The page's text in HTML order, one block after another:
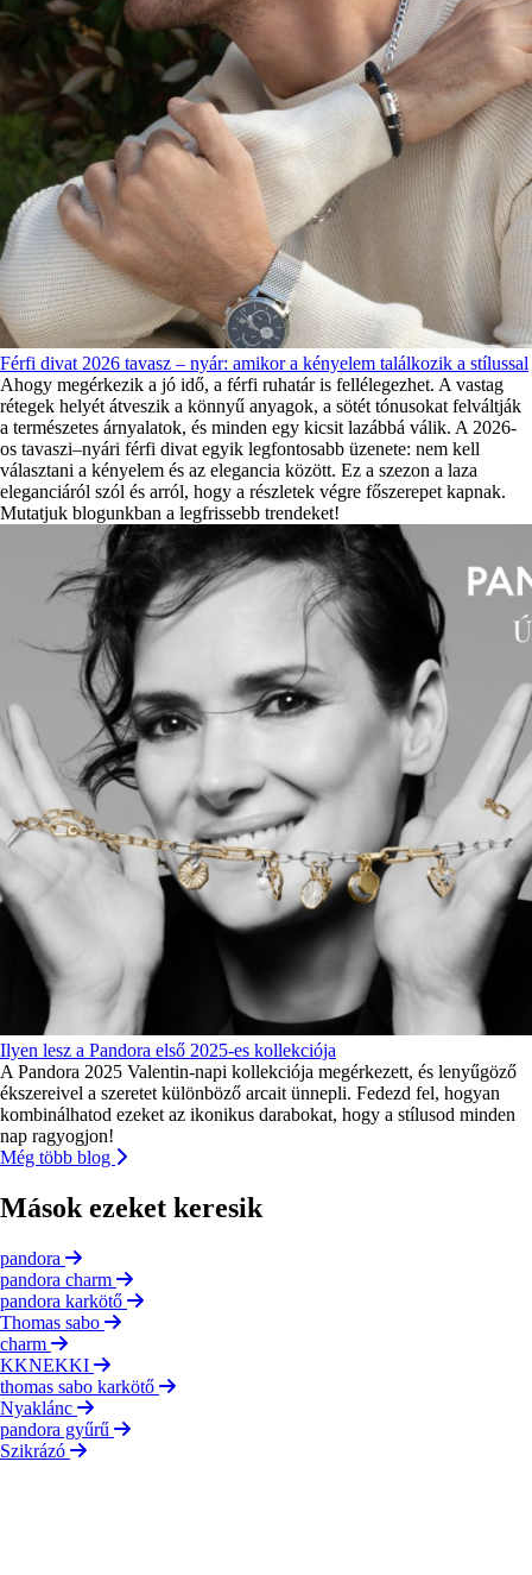
Férfi divat 2026 tavasz – nyár: amikor a kényelem találkozik a stílussal
Ahogy megérkezik a jó idő, a férfi ruhatár is fellélegezhet. A vastag
rétegek helyét átveszik a könnyű anyagok, a sötét tónusokat felváltják
a természetes árnyalatok, és minden egy kicsit lazábbá válik. A 2026-
os tavaszi–nyári férfi divat egyik legfontosabb üzenete: nem kell
választani a kényelem és az elegancia között. Ez a szezon a laza
eleganciáról szól és arról, hogy a részletek végre főszerepet kapnak.
Mutatjuk blogunkban a legfrissebb trendeket!
Ilyen lesz a Pandora első 2025-es kollekciója
A Pandora 2025 Valentin-napi kollekciója megérkezett, és lenyűgöző
ékszereivel a szeretet különböző arcait ünnepli. Fedezd fel, hogyan
kombinálhatod ezeket az ikonikus darabokat, hogy a stílusod minden
nap ragyogjon!
Még több blog
Mások ezeket keresik
pandora
pandora charm
pandora karkötő
Thomas sabo
charm
KKNEKKI
thomas sabo karkötő
Nyaklánc
pandora gyűrű
Szikrázó